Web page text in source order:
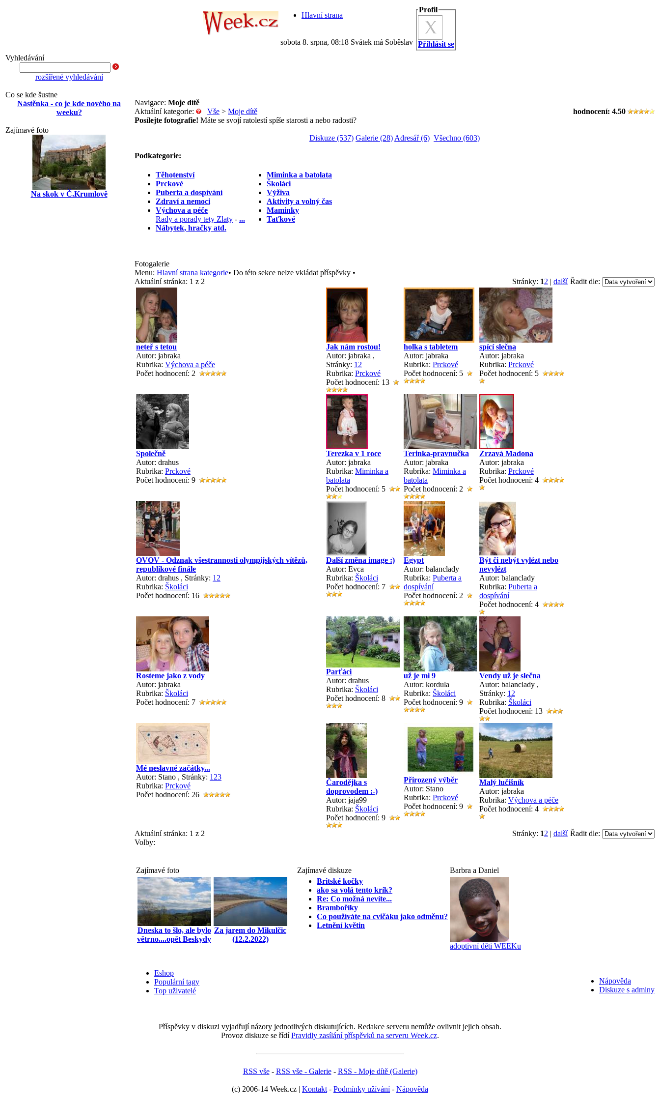
Hlavní strana
sobota 8. srpna, 08:18 Svátek má Soběslav
Profil
Přihlásit se
Vyhledávání
rozšířené vyhledávání
Co se kde šustne
Nástěnka - co je kde nového na
weeku?
Zajímavé foto
Na skok v Č.Krumlově
Navigace: Moje dítě
hodnocení: 4.50
Aktuální kategorie: Vše > Moje dítě
Posílejte fotografie! Máte se svojí ratolestí spíše starosti a nebo radosti?
Diskuze (537) Galerie (28) Adresář (6) Všechno (603)
Podkategorie:
Těhotenství
Prckové
Puberta a dospívání
Zdraví a nemoci
Výchova a péče
Rady a porady tety Zlaty - ...
Nábytek, hračky atd.
Miminka a batolata
Školáci
Výživa
Aktivity a volný čas
Maminky
Taťkové
Fotogalerie
Menu: Hlavní strana kategorie• Do této sekce nelze vkládat příspěvky •
Řadit dle:
Stránky: 12 | další
Aktuální stránka: 1 z 2
neteř s tetou
Autor: jabraka
Rubrika: Výchova a péče
Počet hodnocení: 2
Jak nám rostou!
Autor: jabraka ,
Stránky: 1 2
Rubrika: Prckové
Počet hodnocení: 13
holka s tabletem
Autor: jabraka
Rubrika: Prckové
Počet hodnocení: 5
spící slečna
Autor: jabraka
Rubrika: Prckové
Počet hodnocení: 5
Společně
Autor: drahus
Rubrika: Prckové
Počet hodnocení: 9
Terezka v 1 roce
Autor: jabraka
Rubrika: Miminka a
batolata
Počet hodnocení: 5
Terinka-pravnučka
Autor: jabraka
Rubrika: Miminka a
batolata
Počet hodnocení: 2
Zrzavá Madona
Autor: jabraka
Rubrika: Prckové
Počet hodnocení: 4
OVOV - Odznak všestrannosti olympijských vítězů,
republikové finále
Autor: drahus , Stránky: 1 2
Rubrika: Školáci
Počet hodnocení: 16
Další změna image :)
Autor: Evca
Rubrika: Školáci
Počet hodnocení: 7
Egypt
Autor: balanclady
Rubrika: Puberta a
dospívání
Počet hodnocení: 2
Být či nebýt vylézt nebo
nevylézt
Autor: balanclady
Rubrika: Puberta a
dospívání
Počet hodnocení: 4
Rosteme jako z vody
Autor: jabraka
Rubrika: Školáci
Počet hodnocení: 7
Parťáci
Autor: drahus
Rubrika: Školáci
Počet hodnocení: 8
už je mi 9
Autor: kordula
Rubrika: Školáci
Počet hodnocení: 9
Vendy už je slečna
Autor: balanclady ,
Stránky: 1 2
Rubrika: Školáci
Počet hodnocení: 13
Mé neslavné začátky...
Autor: Stano , Stránky: 1 23
Rubrika: Prckové
Počet hodnocení: 26
Čarodějka s
doprovodem :-)
Autor: jaja99
Rubrika: Školáci
Počet hodnocení: 9
Přirozený výběr
Autor: Stano
Rubrika: Prckové
Počet hodnocení: 9
Malý lučišník
Autor: jabraka
Rubrika: Výchova a péče
Počet hodnocení: 4
Řadit dle:
Stránky: 12 | další
Aktuální stránka: 1 z 2
Volby:
Zajímavé foto Zajímavé diskuze Barbra a Daniel
Dneska to šlo, ale bylo
větrno....opět Beskydy
Za jarem do Mikulčic
(12.2.2022)
Britské kočky
ako sa volá tento krík?
Re: Co možná nevíte...
Bramboříky
Co používáte na cvičáku jako odměnu?
Letnění květin
adoptivní děti WEEKu
Nápověda
Diskuze s adminy
Eshop
Populární tagy
Top uživatelé
Příspěvky v diskuzi vyjadřují názory jednotlivých diskutujících. Redakce serveru nemůže ovlivnit jejich obsah.
Provoz diskuze se řídíPravidly zasílání příspěvků na serveru Week.cz.
RSS vše- RSS vše - Galerie- RSS - Moje dítě (Galerie)
(c) 2006-14 Week.cz | Kontakt - Podmínky užívání- Nápověda